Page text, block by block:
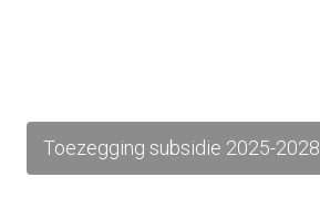
Toezegging subsidie 2025-2028